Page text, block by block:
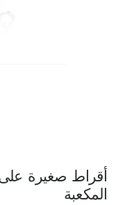
أقراط صغيرة
المكعبة